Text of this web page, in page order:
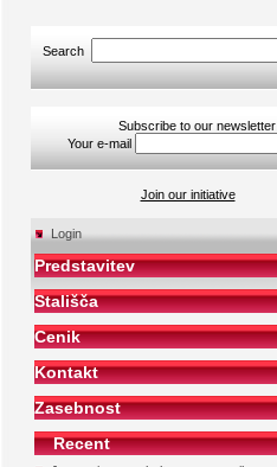
Search
Subscribe to our newsletter
Your e-mail
Join our initiative
Login
Predstavitev
Stališča
Cenik
Kontakt
Zasebnost
Recent